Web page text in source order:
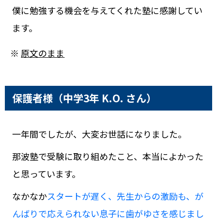
僕に勉強する機会を与えてくれた塾に感謝してい
ます。
※ 原文のまま
保護者様（中学3年 K.O. さん）
一年間でしたが、大変お世話になりました。
那波塾で受験に取り組めたこと、本当によかった
と思っています。
なかなかスタートが遅く、先生からの激励も、が
んばりで応えられない息子に歯がゆさを感じまし